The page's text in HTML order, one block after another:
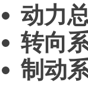
动力
转向
制动